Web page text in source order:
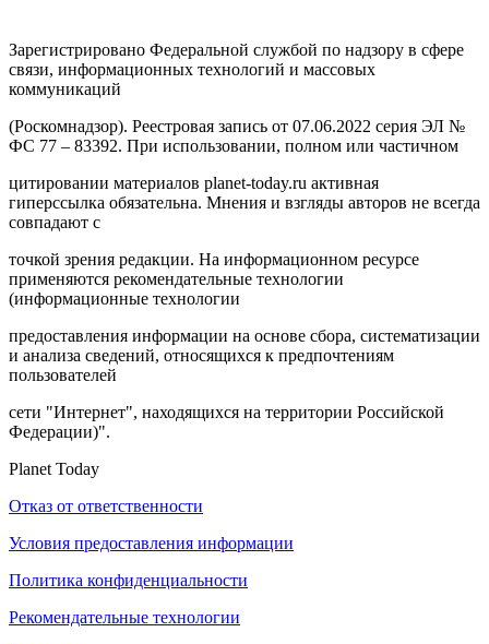
Зарегистрировано Федеральной службой по надзору в сфере
связи, информационных технологий и массовых
коммуникаций
(Роскомнадзор). Реестровая запись от 07.06.2022 серия ЭЛ №
ФС 77 – 83392. При использовании, полном или частичном
цитировании материалов planet-today.ru активная
гиперссылка обязательна. Мнения и взгляды авторов не всегда
совпадают с
точкой зрения редакции. На информационном ресурсе
применяются рекомендательные технологии
(информационные технологии
предоставления информации на основе сбора, систематизации
и анализа сведений, относящихся к предпочтениям
пользователей
сети "Интернет", находящихся на территории Российской
Федерации)".
Planet Today
Отказ от ответственности
Условия предоставления информации
Политика конфиденциальности
Рекомендательные технологии